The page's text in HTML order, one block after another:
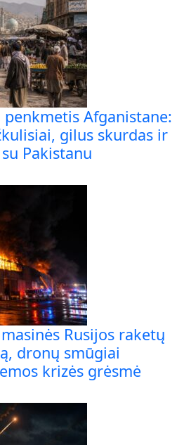
Afganistane:
gilus skurdas ir
Pakistanu
Rusijos raketų
dronų smūgiai
krizės grėsmė